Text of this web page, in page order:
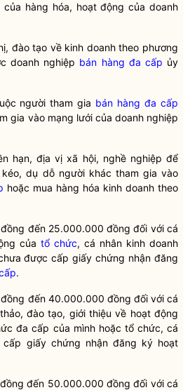
hàng hóa, hoạt động của doanh
đào tạo về kinh doanh theo phương
doanh nghiệp bán hàng đa cấp ủy
người tham gia bán hàng đa cấp
gia vào mạng lưới của doanh nghiệp
hạn, địa vị xã hội, nghề nghiệp để
dụ dỗ người khác tham gia vào
hoặc mua hàng hóa kinh doanh theo
đến 25.000.000 đồng đối với cá
của tổ chức, cá nhân kinh doanh
được cấp giấy chứng nhận đăng
.
đến 40.000.000 đồng đối với cá
đào tạo, giới thiệu về hoạt động
đa cấp của mình hoặc tổ chức, cá
giấy chứng nhận đăng ký hoạt
đến 50.000.000 đồng đối với cá